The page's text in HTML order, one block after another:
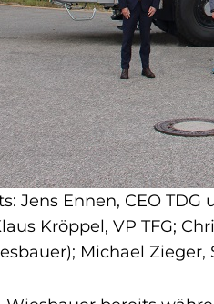
Jens Ennen, CEO
Kröppel, VP TFG;
Michael Zieger,